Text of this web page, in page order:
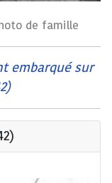
de famille
embarqué sur